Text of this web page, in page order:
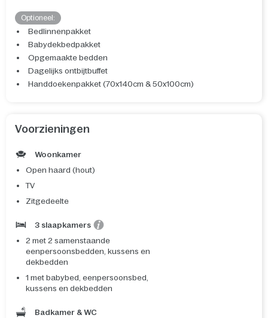
Optioneel:
Bedlinnenpakket
Babydekbedpakket
Opgemaakte bedden
Dagelijks ontbijtbuffet
Handdoekenpakket (70x140cm & 50x100cm)
Voorzieningen
Woonkamer
Open haard (hout)
TV
Zitgedeelte
3 slaapkamers
2 met 2 samenstaande
eenpersoonsbedden, kussens en
dekbedden
1 met babybed, eenpersoonsbed,
kussens en dekbedden
Badkamer & WC